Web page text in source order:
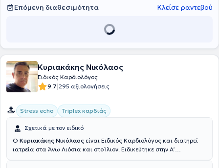
Επόμενη διαθεσιμότητα Κλείσε ραντεβού
Κυριακάκης Νικόλαος
Ειδικός Καρδιολόγος
9.7|295 αξιολογήσεις
Stress echo Triplex καρδιάς
Σχετικά με τον ειδικό
Ο Κυριακάκης Νικόλαος είναι Ειδικός Καρδιολόγος και διατηρεί
ιατρεία στα Άνω Λιόσια και στο Ίλιον. Ειδικεύτηκε στην Α’